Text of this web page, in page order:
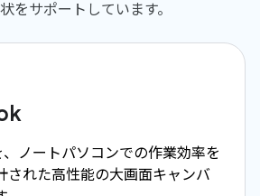
をサポートしています。
ノートパソコンでの作業効率を
された高性能の大画面キャンバ